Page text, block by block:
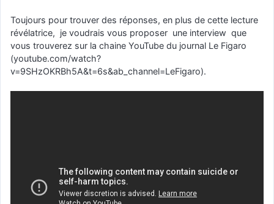
Toujours pour trouver des réponses, en plus de cette lecture
révélatrice, je voudrais vous proposer une interview que
vous trouverez sur la chaine YouTube du journal Le Figaro
(youtube.com/watch?
v=9SHzOKRBh5A&t=6s&ab_channel=LeFigaro).